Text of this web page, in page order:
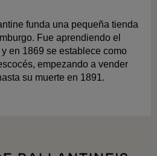
funda una pequeña tienda
Fue aprendiendo el
en 1869 se establece como
empezando a vender
su muerte en 1891.